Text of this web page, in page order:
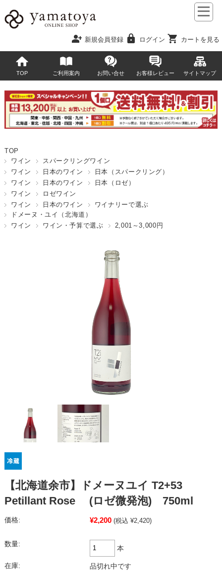
person_add 新規会員登録 lock ログイン shopping_cart カートを見る
TOP ご利用案内 お問い合せ お客様レビュー サイトマップ
TOP
ワイン
スパークリングワイン
ワイン
日本のワイン
日本（スパークリング）
ワイン
日本のワイン
日本（ロゼ）
ワイン
ロゼワイン
ワイン
日本のワイン
ワイナリーで選ぶ
ドメーヌ・ユイ（北海道）
ワイン
ワイン・予算で選ぶ 2,001～3,000円
【北海道余市】ドメーヌユイ T2+53
Petillant Rose (ロゼ微発泡) 750ml
価格: ¥2,200 (税込 ¥2,420)
数量:
本
在庫: 品切れ中です